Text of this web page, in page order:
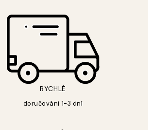
RYCHLÉ
doručování 1-3 dní